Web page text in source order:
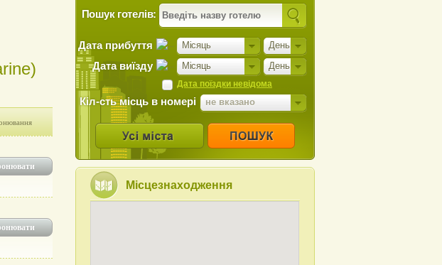
Пошук готелів:
Місяць День
Дата прибуття
Місяць День
Дата виїзду
Дата поїздки невідома
Кіл-сть місць в номері не вказано
Місцезнаходження